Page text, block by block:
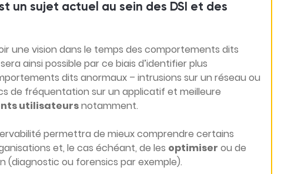
un sujet actuel au sein des DSI et des
une vision dans le temps des comportements dits
ainsi possible par ce biais d’identifier plus
dits anormaux – intrusions sur un réseau ou
de fréquentation sur un applicatif et meilleure
utilisateursnotamment.
permettra de mieux comprendre certains
et, le cas échéant, de les optimiser ou de
(diagnostic ou forensics par exemple).